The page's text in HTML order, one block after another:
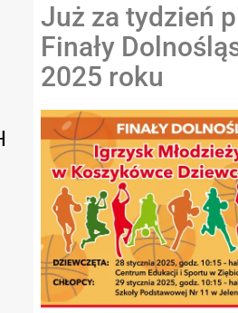
Już za tydzień
Finały
2025 roku